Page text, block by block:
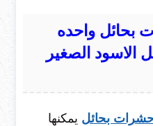
بحائل واحده
الصغير
بحائل يمكنها